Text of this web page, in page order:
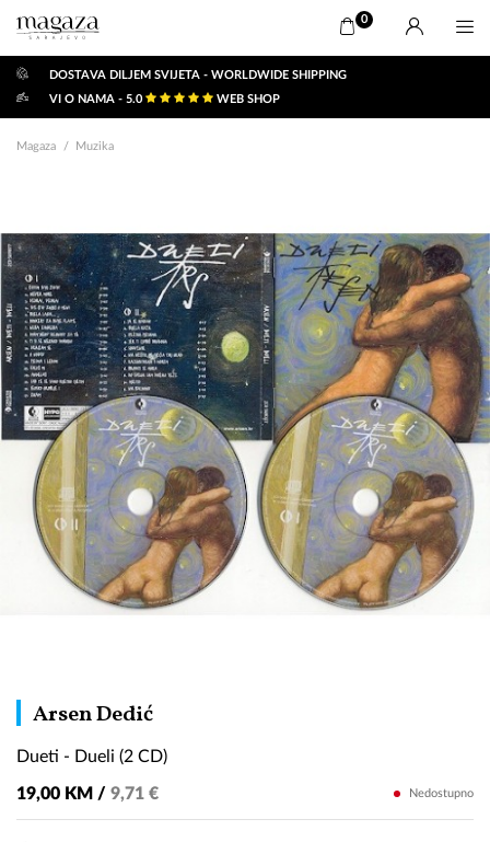
0
DOSTAVA DILJEM SVIJETA - WORLDWIDE SHIPPING
VI O NAMA - 5.0
WEB SHOP
Magaza Muzika
Arsen DedićDueti
Dueli
(2
CD)
Dueti - Dueli (2 CD)
19,00 KM / 9,71 € Nedostupno